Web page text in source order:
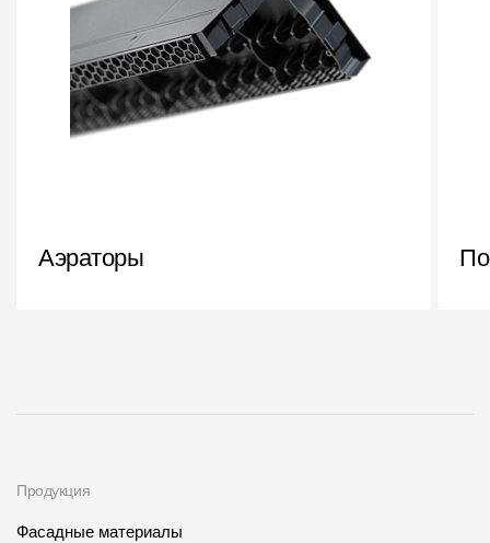
Аэраторы
Продукция
Фасадные материалы